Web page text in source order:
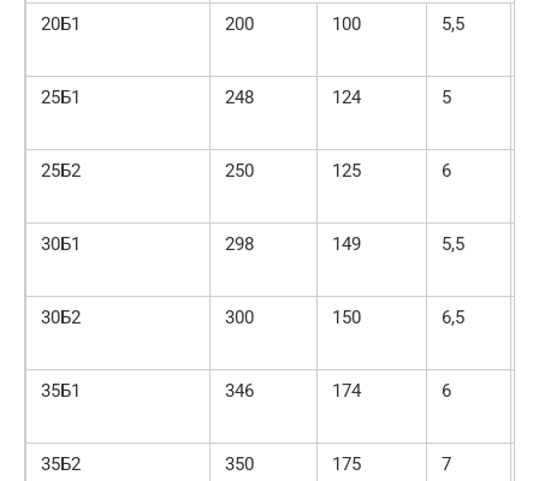
20Б1 200 100 5,5
25Б1 248 124 5
25Б2 250 125 6
30Б1 298 149 5,5
30Б2 300 150 6,5
35Б1 346 174 6
35Б2 350 175 7